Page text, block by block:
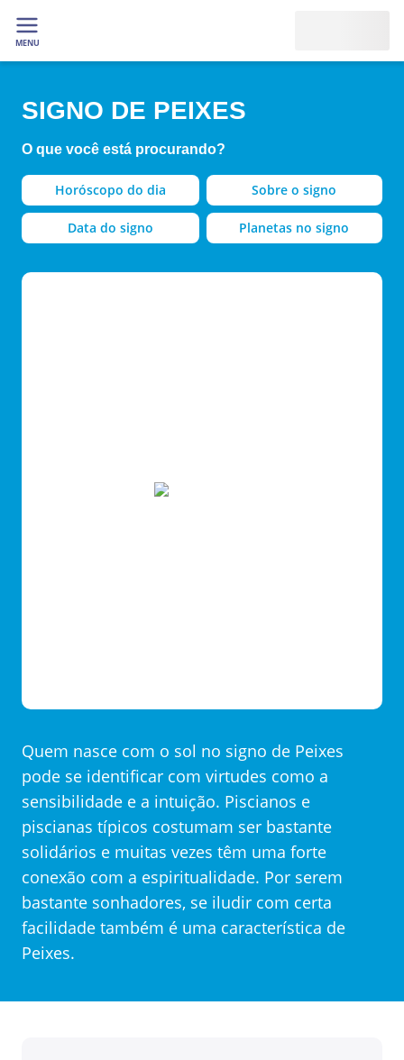
MENU
SIGNO DE PEIXES
O que você está procurando?
Horóscopo do dia Sobre o signo
Data do signo Planetas no signo
Quem nasce com o sol no signo de Peixes
pode se identificar com virtudes como a
sensibilidade e a intuição. Piscianos e
piscianas típicos costumam ser bastante
solidários e muitas vezes têm uma forte
conexão com a espiritualidade. Por serem
bastante sonhadores, se iludir com certa
facilidade também é uma característica de
Peixes.